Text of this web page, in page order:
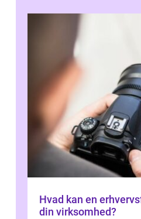
Hvad kan en
din virksomhed?